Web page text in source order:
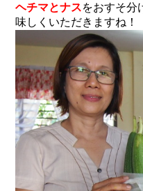
ヘチマとナスをおすそ分
味しくいただきますね！